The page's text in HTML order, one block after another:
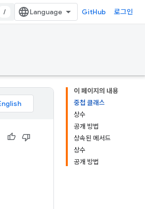
/ GitHub 로그인
이 페이지의 내용
중첩 클래스
상수
공개 방법
상속된 메서드
상수
공개 방법